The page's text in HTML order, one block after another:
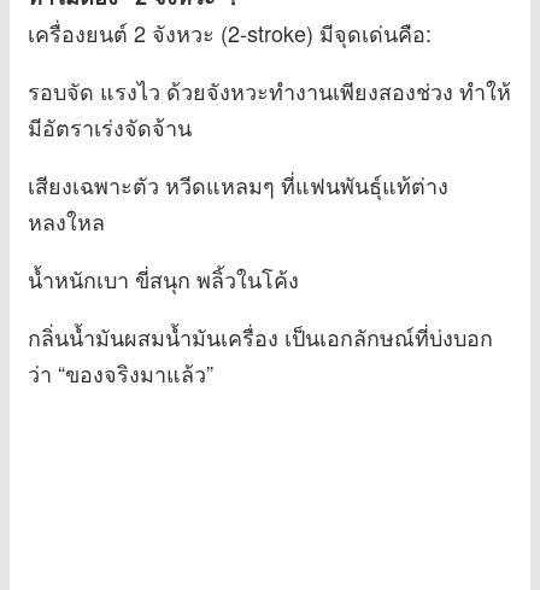
เครื่องยนต์ 2 จังหวะ (2-stroke) มีจุดเด่นคือ:
รอบจัด แรงไว ด้วยจังหวะทำงานเพียงสองช่วง ทำให้
มีอัตราเร่งจัดจ้าน
เสียงเฉพาะตัว หวีดแหลมๆ ที่แฟนพันธุ์แท้ต่าง
หลงใหล
น้ำหนักเบา ขี่สนุก พลิ้วในโค้ง
กลิ่นน้ำมันผสมน้ำมันเครื่อง เป็นเอกลักษณ์ที่บ่งบอก
ว่า “ของจริงมาแล้ว”